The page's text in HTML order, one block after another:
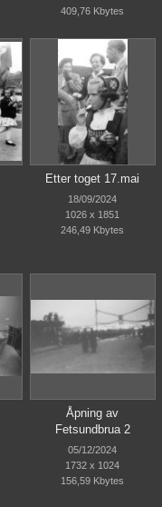
409,76 Kbytes
Etter toget 17.mai
18/09/2024
1026 x 1851
246,49 Kbytes
Åpning av
Fetsundbrua 2
05/12/2024
1732 x 1024
156,59 Kbytes